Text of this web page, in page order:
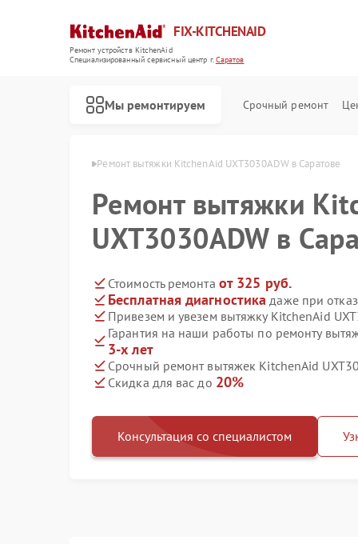
FIX-KITCHENAID
Ремонт устройств KitchenAid
Специализированный cервисный центр г.Саратов
Мы ремонтируем Срочный ремонт
в Саратове Ремонт вытяжки KitchenAid UXT3030ADW в Саратове
Ремонт вытяжки
UXT3030ADW в
Стоимость ремонта от 325 руб.
Бесплатная диагностика даже при
Привезем и увезем вытяжку KitchenAid
Гарантия на наши работы по ремонту
3-х лет
Срочный ремонт вытяжек KitchenAid
Скидка для вас до 20%
Консультация со специалистом